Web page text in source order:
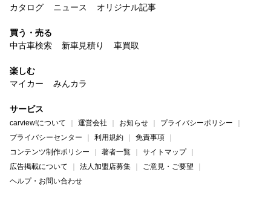
カタログ
ニュース オリジナル記事
買う・売る
中古車検索
新車見積り 車買取
楽しむ
マイカー
みんカラ
サービス
carview!について 運営会社 お知らせ
プライバシーポリシー
プライバシーセンター
利用規約
免責事項
コンテンツ制作ポリシー
著者一覧
サイトマップ
広告掲載について
法人加盟店募集
ご意見・ご要望
ヘルプ・お問い合わせ